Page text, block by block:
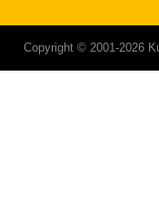
Copyright © 2001-2026